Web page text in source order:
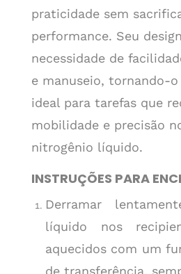
praticidade sem
performance. Seu
necessidade de
e manuseio, tornando-
ideal para tarefas que
mobilidade e precisão
nitrogênio líquido.
INSTRUÇÕES PARA
Derramar
líquido nos
aquecidos com um
de transferência,